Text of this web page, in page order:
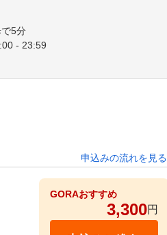
5分
- 23:59
申込みの流れを見る
GORAおすすめ
3,300円